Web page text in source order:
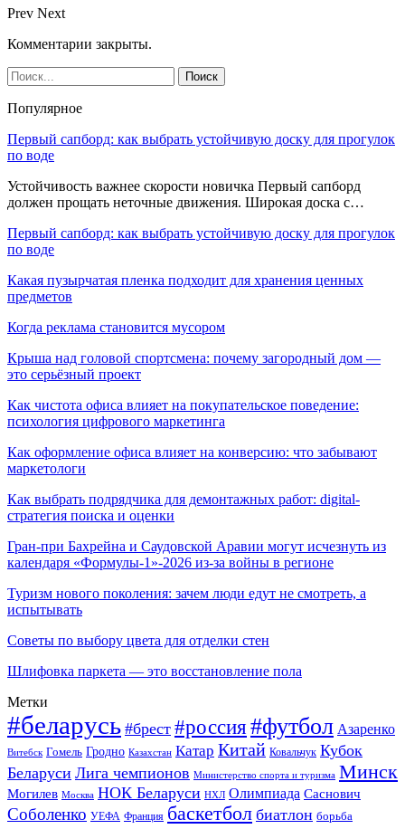
Prev Next
Комментарии закрыты.
Популярное
Первый сапборд: как выбрать устойчивую доску для прогулок
по воде
Устойчивость важнее скорости новичка Первый сапборд
должен прощать неточные движения. Широкая доска с…
Первый сапборд: как выбрать устойчивую доску для прогулок
по воде
Какая пузырчатая пленка подходит для хранения ценных
предметов
Когда реклама становится мусором
Крыша над головой спортсмена: почему загородный дом —
это серьёзный проект
Как чистота офиса влияет на покупательское поведение:
психология цифрового маркетинга
Как оформление офиса влияет на конверсию: что забывают
маркетологи
Как выбрать подрядчика для демонтажных работ: digital-
стратегия поиска и оценки
Гран-при Бахрейна и Саудовской Аравии могут исчезнуть из
календаря «Формулы-1»-2026 из-за войны в регионе
Туризм нового поколения: зачем люди едут не смотреть, а
испытывать
Советы по выбору цвета для отделки стен
Шлифовка паркета — это восстановление пола
Метки
#беларусь #брест #россия#футбол Азаренко
Витебск Гомель Гродно Казахстан Катар Китай Ковальчук Кубок
Беларуси Лига чемпионов Министерство спорта и туризма Минск
Могилев Москва НОК Беларуси НХЛ Олимпиада Саснович
Соболенко УЕФА Франция баскетбол биатлон борьба